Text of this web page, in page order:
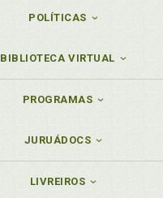
POLÍTICAS
BIBLIOTECA VIRTUAL
PROGRAMAS
JURUÁDOCS
LIVREIROS